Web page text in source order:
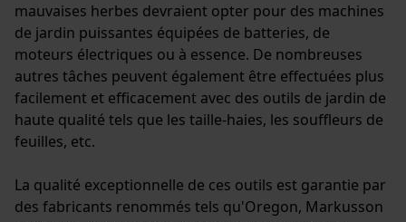
mauvaises herbes devraient opter pour des machines
de jardin puissantes équipées de batteries, de
moteurs électriques ou à essence. De nombreuses
autres tâches peuvent également être effectuées plus
facilement et efficacement avec des outils de jardin de
haute qualité tels que les taille-haies, les souffleurs de
feuilles, etc.
La qualité exceptionnelle de ces outils est garantie par
des fabricants renommés tels qu'Oregon, Markusson